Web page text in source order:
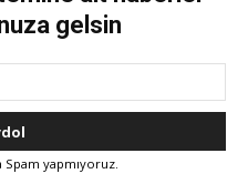
gelsin
yapmıyoruz.